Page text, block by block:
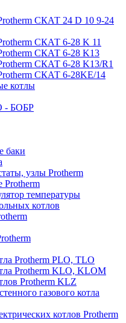
СКАТ 24 D 10 9-24
СКАТ 6-28 K 11
СКАТ 6-28 K13
СКАТ 6-28 K13/R1
СКАТ 6-28KE/14
котлы
- БОБР
баки
узлы Protherm
температуры
котлов
Protherm PLO, TLO
Protherm KLO, KLOM
Protherm KLZ
газового котла
котлов Protherm